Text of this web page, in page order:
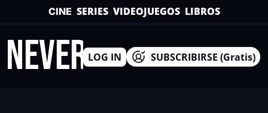
CINE SERIES VIDEOJUEGOS LIBROS
LOG IN SUBSCRIBIRSE (Gratis)